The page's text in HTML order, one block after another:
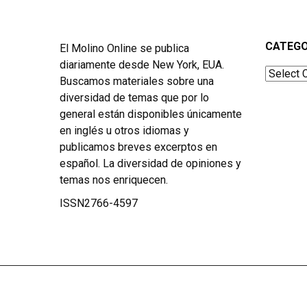
El Molino Online se publica
diariamente desde New York, EUA.
Buscamos materiales sobre una
diversidad de temas que por lo
general están disponibles únicamente
en inglés u otros idiomas y
publicamos breves excerptos en
español. La diversidad de opiniones y
temas nos enriquecen.
ISSN2766-4597